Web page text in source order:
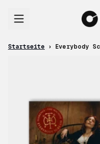
Startseite › Everybody